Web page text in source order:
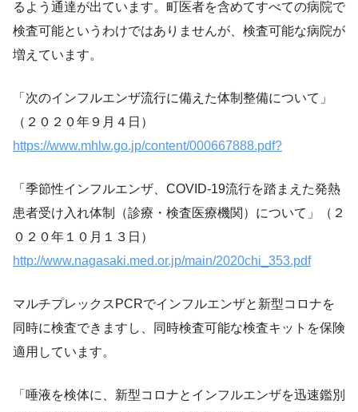
るよう通達が出ています。町医者を含めてすべての病院で
検査可能というわけではありませんが、検査可能な病院が
増えています。
「次のインフルエンザ流行に備えた体制整備について」
（２０２０年９月４日）
https://www.mhlw.go.jp/content/000667888.pdf?
「季節性インフルエンザ、COVID-19流行を踏まえた発熱
患者受け入れ体制（診療・検査医療機関）について」（２
０２０年１０月１３日）
http://www.nagasaki.med.or.jp/main/2020chi_353.pdf
マルチプレックスPCRでインフルエンザと新型コロナを
同時に検査できますし、同時検査可能な検査キットを保険
適用しています。
「唾液を検体に、新型コロナとインフルエンザを迅速鑑別